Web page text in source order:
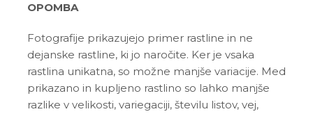
OPOMBA
Fotografije prikazujejo primer rastline in ne
dejanske rastline, ki jo naročite. Ker je vsaka
rastlina unikatna, so možne manjše variacije. Med
prikazano in kupljeno rastlino so lahko manjše
razlike v velikosti, variegaciji, številu listov, vej,